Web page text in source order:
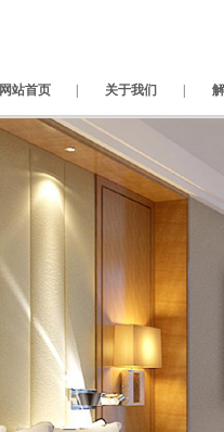
网站首页 关于我们